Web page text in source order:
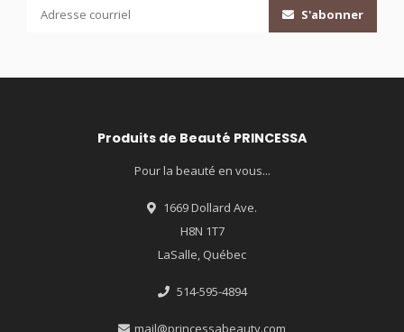
S'abonner
Produits de Beauté PRINCESSA
Pour la beauté en vous...
1669 Dollard Ave.
H8N 1T7
LaSalle, Québec
514-595-4894